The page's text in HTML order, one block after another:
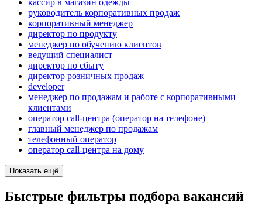
кассир в магазин одежды
руководитель корпоративных продаж
корпоративный менеджер
директор по продукту
менеджер по обучению клиентов
ведущий специалист
директор по сбыту
директор розничных продаж
developer
менеджер по продажам и работе с корпоративными
клиентами
оператор call-центра (оператор на телефоне)
главный менеджер по продажам
телефонный оператор
оператор call-центра на дому
Показать ещё
Быстрые фильтры подбора вакансий